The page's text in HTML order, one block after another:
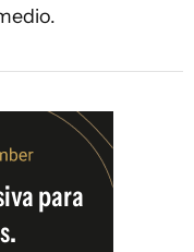
para